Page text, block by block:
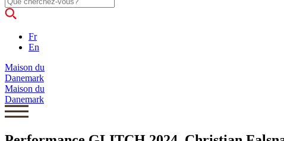
Fr
En
Maison du
Danemark
Maison du
Danemark